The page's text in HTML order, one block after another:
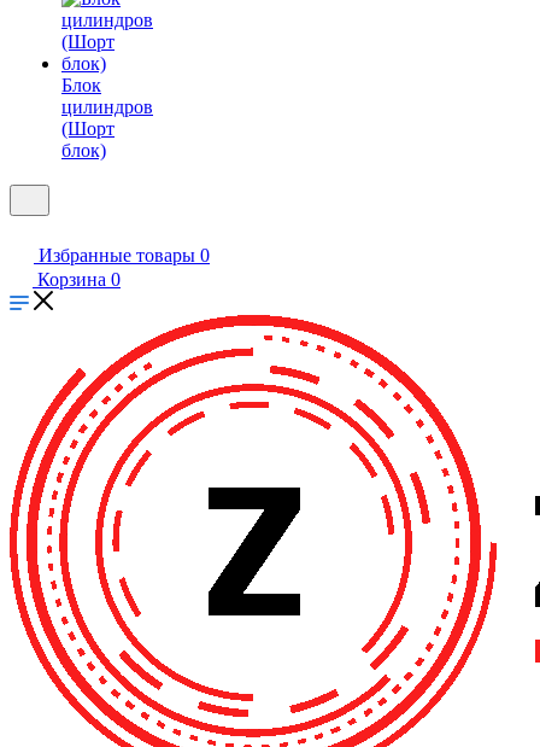
Блок
цилиндров
(Шорт
блок)
Избранные товары 0
Корзина 0